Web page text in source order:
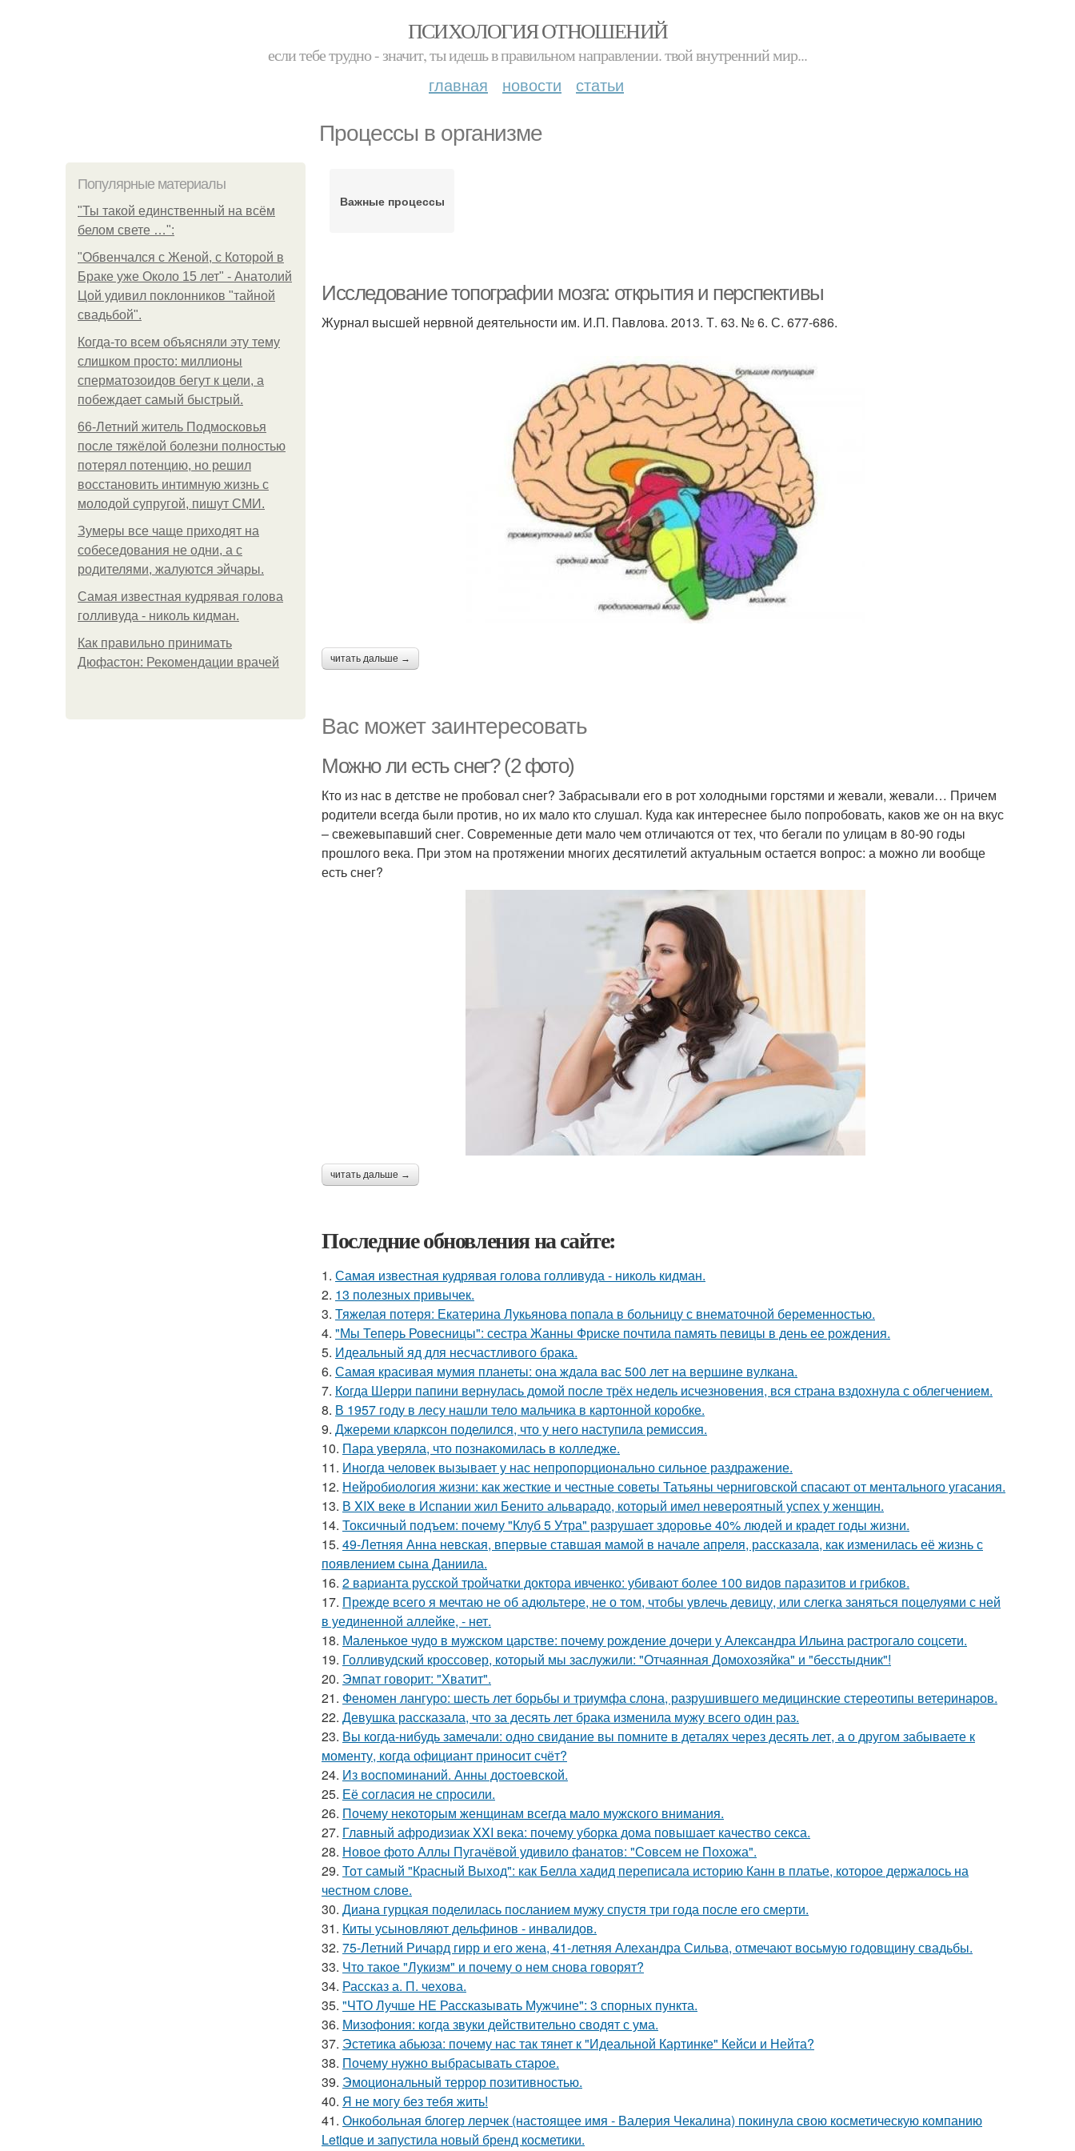
ПСИХОЛОГИЯ ОТНОШЕНИЙ
если тебе трудно - значит, ты идешь в правильном направлении. твой внутренний мир...
главная новости статьи
Процессы в организме
Популярные материалы
"Ты такой единственный на всём
белом свете …":
"Обвенчался с Женой, с Которой в
Браке уже Около 15 лет" - Анатолий
Цой удивил поклонников "тайной
свадьбой".
Когда-то всем объясняли эту тему
слишком просто: миллионы
сперматозоидов бегут к цели, а
побеждает самый быстрый.
66-Летний житель Подмосковья
после тяжёлой болезни полностью
потерял потенцию, но решил
восстановить интимную жизнь с
молодой супругой, пишут СМИ.
Зумеры все чаще приходят на
собеседования не одни, а с
родителями, жалуются эйчары.
Самая известная кудрявая голова
голливуда - николь кидман.
Как правильно принимать
Дюфастон: Рекомендации врачей
Важные процессы
Исследование топографии мозга: открытия и перспективы
Журнал высшей нервной деятельности им. И.П. Павлова. 2013. Т. 63. № 6. С. 677-686.
читать дальше →
Вас может заинтересовать
Можно ли есть снег? (2 фото)
Кто из нас в детстве не пробовал снег? Забрасывали его в рот холодными горстями и жевали, жевали… Причем
родители всегда были против, но их мало кто слушал. Куда как интереснее было попробовать, каков же он на вкус
– свежевыпавший снег. Современные дети мало чем отличаются от тех, что бегали по улицам в 80-90 годы
прошлого века. При этом на протяжении многих десятилетий актуальным остается вопрос: а можно ли вообще
есть снег?
читать дальше →
Последние обновления на сайте:
1. Самая известная кудрявая голова голливуда - николь кидман.
2. 13 полезных привычек.
3. Тяжелая потеря: Екатерина Лукьянова попала в больницу с внематочной беременностью.
4. "Мы Теперь Ровесницы": сестра Жанны Фриске почтила память певицы в день ее рождения.
5. Идеальный яд для несчастливого брака.
6. Самая красивая мумия планеты: она ждала вас 500 лет на вершине вулкана.
7. Когда Шерри папини вернулась домой после трёх недель исчезновения, вся страна вздохнула с облегчением.
8. В 1957 году в лесу нашли тело мальчика в картонной коробке.
9. Джереми кларксон поделился, что у него наступила ремиссия.
10. Пара уверяла, что познакомилась в колледже.
11. Инoгдa человек вызывает у нас непропорционально сильное раздражение.
12. Нейробиология жизни: как жесткие и честные советы Татьяны черниговской спасают от ментального угасания.
13. В XIX веке в Испании жил Бенито альварадо, который имел невероятный успех у женщин.
14. Токсичный подъем: почему "Клуб 5 Утра" разрушает здоровье 40% людей и крадет годы жизни.
15. 49-Летняя Анна невская, впервые ставшая мамой в начале апреля, рассказала, как изменилась её жизнь с
появлением сына Даниила.
16. 2 варианта русской тройчатки доктора ивченко: убивают более 100 видов паразитов и грибков.
17. Прежде всего я мечтаю не об адюльтере, не о том, чтобы увлечь девицу, или слегка заняться поцелуями с ней
в уединенной аллейке, - нет.
18. Маленькое чудо в мужском царстве: почему рождение дочери у Александра Ильина растрогало соцсети.
19. Голливудский кроссовер, который мы заслужили: "Отчаянная Домохозяйка" и "бесстыдник"!
20. Эмпат говорит: "Хватит".
21. Феномен лангуро: шесть лет борьбы и триумфа слона, разрушившего медицинские стереотипы ветеринаров.
22. Девушка рассказала, что за десять лет брака изменила мужу всего один раз.
23. Вы когда-нибудь замечали: одно свидание вы помните в деталях через десять лет, а о другом забываете к
моменту, когда официант приносит счёт?
24. Из воспоминаний. Анны достоевской.
25. Её согласия не спросили.
26. Почему некоторым женщинам всегда мало мужского внимания.
27. Главный афродизиак XXI века: почему уборка дома повышает качество секса.
28. Новое фото Аллы Пугачёвой удивило фанатов: "Совсем не Похожа".
29. Тот самый "Красный Выход": как Белла хадид переписала историю Канн в платье, которое держалось на
честном слове.
30. Диана гурцкая поделилась посланием мужу спустя три года после его смерти.
31. Киты усыновляют дельфинов - инвалидов.
32. 75-Летний Ричард гирр и его жена, 41-летняя Алехандра Сильва, отмечают восьмую годовщину свадьбы.
33. Что такое "Лукизм" и почему о нем снова говорят?
34. Рассказ а. П. чехова.
35. "ЧТО Лучше НЕ Рассказывать Мужчине": 3 спорных пункта.
36. Мизофония: когда звуки действительно сводят с ума.
37. Эстетика абьюза: почему нас так тянет к "Идеальной Картинке" Кейси и Нейта?
38. Почему нужно выбрасывать старое.
39. Эмоциональный террор позитивностью.
40. Я не могу без тебя жить!
41. Онкобольная блогер лерчек (настоящее имя - Валерия Чекалина) покинула свою косметическую компанию
Letique и запустила новый бренд косметики.